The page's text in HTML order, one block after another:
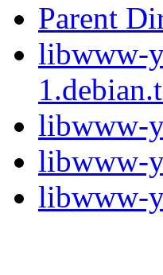
Parent
libwww-
libwww-
libwww-
libwww-